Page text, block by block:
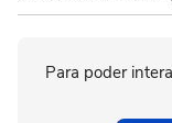
Para poder